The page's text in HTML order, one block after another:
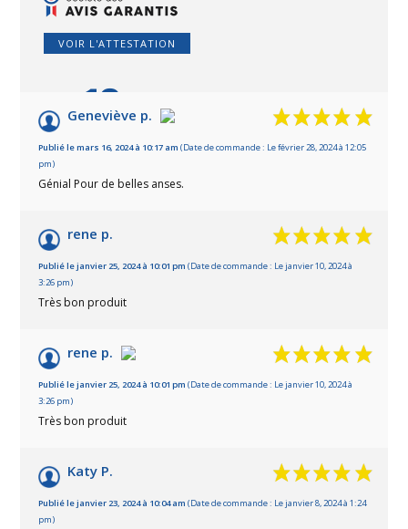
VOIR L'ATTESTATION
10/10
Basé sur 7 avis
Geneviève p.
Publié le mars 16, 2024 à 10:17 am (Date de commande : Le février 28, 2024 à 12:05
pm)
Génial Pour de belles anses.
rene p.
Publié le janvier 25, 2024 à 10:01 pm (Date de commande : Le janvier 10, 2024 à
3:26 pm)
Très bon produit
rene p.
Publié le janvier 25, 2024 à 10:01 pm (Date de commande : Le janvier 10, 2024 à
3:26 pm)
Très bon produit
Katy P.
Publié le janvier 23, 2024 à 10:04 am (Date de commande : Le janvier 8, 2024 à 1:24
pm)